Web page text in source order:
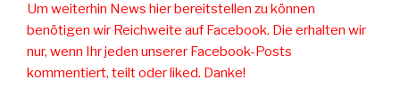
Um weiterhin News hier bereitstellen zu können
benötigen wir Reichweite auf Facebook. Die erhalten wir
nur, wenn Ihr jeden unserer Facebook-Posts
kommentiert, teilt oder liked. Danke!